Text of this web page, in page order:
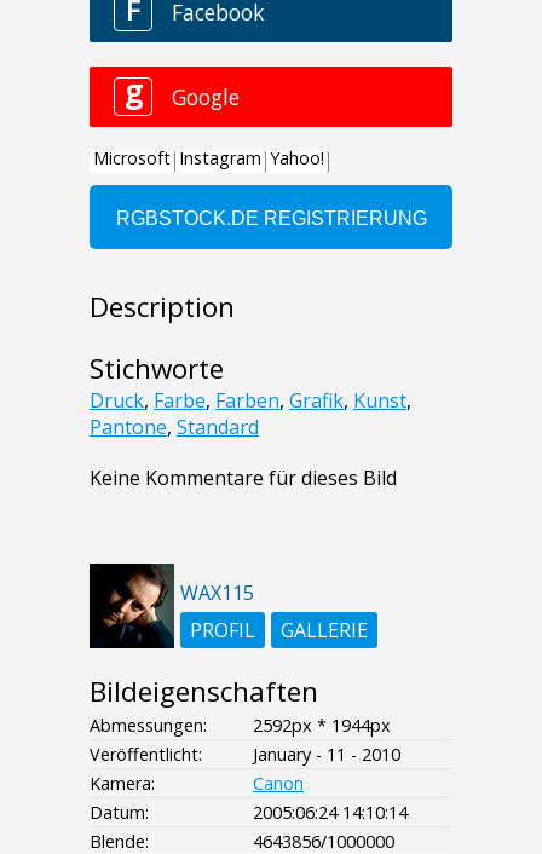
Description
Stichworte
Druck, Farbe, Farben, Grafik, Kunst,
Pantone, Standard
Keine Kommentare für dieses Bild
WAX115
PROFIL
GALLERIE
Bildeigenschaften
Abmessungen:
2592px * 1944px
Veröffentlicht:
January - 11 - 2010
Kamera:
Canon
Datum:
2005:06:24 14:10:14
Blende:
4643856/1000000